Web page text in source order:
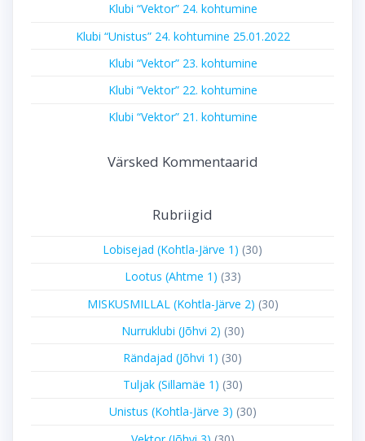
Klubi “Vektor” 24. kohtumine
Klubi “Unistus” 24. kohtumine 25.01.2022
Klubi “Vektor” 23. kohtumine
Klubi “Vektor” 22. kohtumine
Klubi “Vektor” 21. kohtumine
Värsked Kommentaarid
Rubriigid
Lobisejad (Kohtla-Järve 1) (30)
Lootus (Ahtme 1) (33)
MISKUSMILLAL (Kohtla-Järve 2) (30)
Nurruklubi (Jõhvi 2) (30)
Rändajad (Jõhvi 1) (30)
Tuljak (Sillamäe 1) (30)
Unistus (Kohtla-Järve 3) (30)